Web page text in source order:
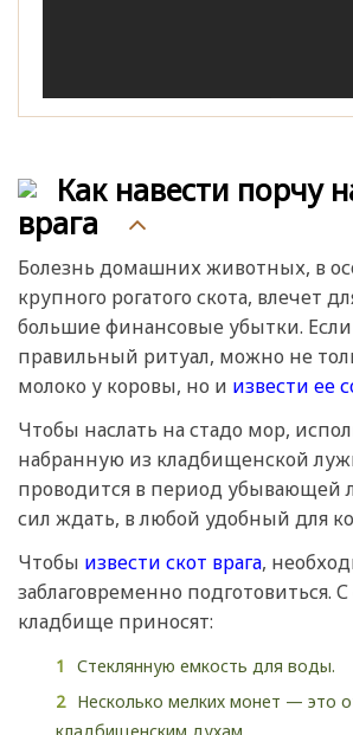
Как навести порчу
врага
Болезнь домашних животных, в
крупного рогатого скота, влечет
большие финансовые убытки.
правильный ритуал, можно не
молоко у коровы, но и извести ее
Чтобы наслать на стадо мор,
набранную из кладбищенской
проводится в период убывающей
сил ждать, в любой удобный для
Чтобы извести скот врага,
заблаговременно подготовиться.
кладбище приносят:
Стеклянную емкость для воды.
Несколько мелких монет — это
кладбищенским духам.